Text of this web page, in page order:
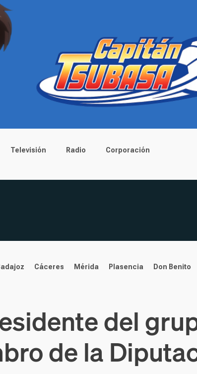
Televisión Radio Corporación
Cáceres Mérida Plasencia Don Benito
del
de la